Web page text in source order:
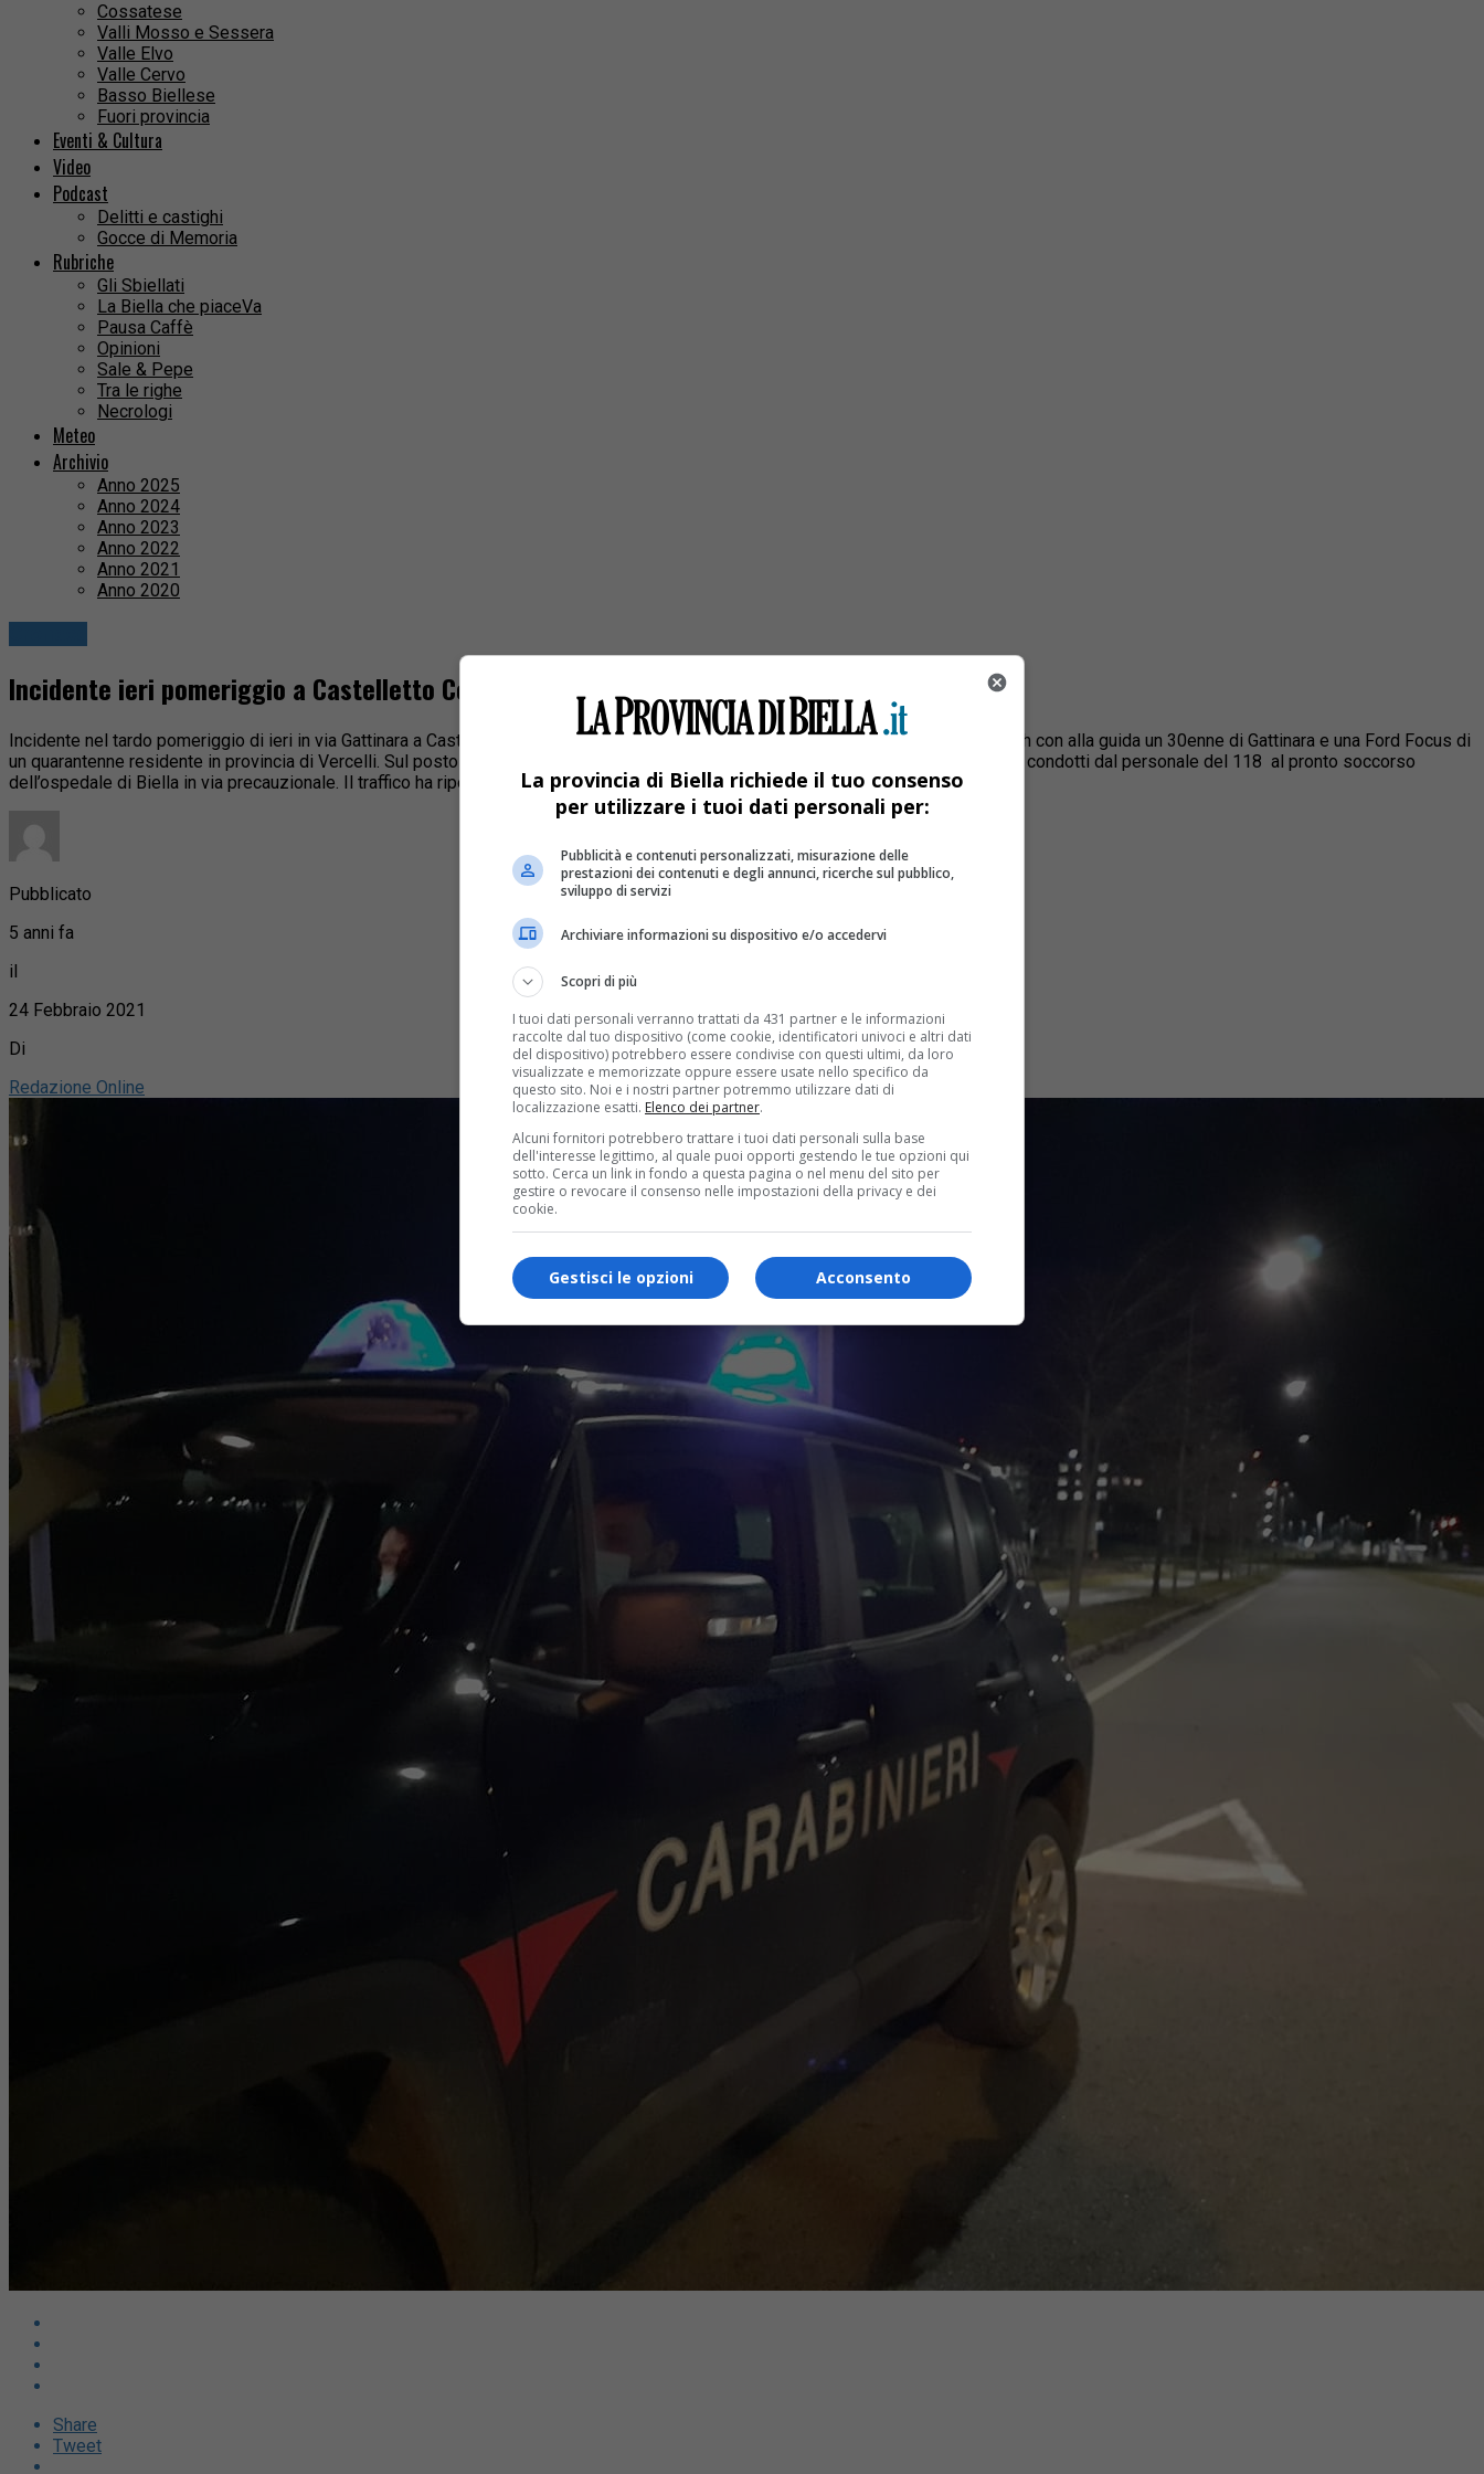
Cossatese
Valli Mosso e Sessera
Valle Elvo
Valle Cervo
Basso Biellese
Fuori provincia
Eventi & Cultura
Video
Podcast
Delitti e castighi
Gocce di Memoria
Rubriche
Gli Sbiellati
La Biella che piaceVa
Pausa Caffè
Opinioni
Sale & Pepe
Tra le righe
Necrologi
Meteo
Archivio
Anno 2025
Anno 2024
Anno 2023
Anno 2022
Anno 2021
Anno 2020
Incidente ieri pomeriggio a Castelletto Cervo, coinvolte due auto
Incidente nel tardo pomeriggio di ieri in via Gattinara a Castelletto Cervo. Lo scontro frontale ha coinvolto due auto, una Suzuki Splash con alla guida un 30enne di Gattinara e una Ford Focus di
un quarantenne residente in provincia di Vercelli. Sul posto sono intervenuti i carabinieri di Crevacuore. I due automobilisti sono stati condotti dal personale del 118 al pronto soccorso
dell’ospedale di Biella in via precauzionale. Il traffico ha riportato limiti disagi il tempo necessario per la rimozione dei due mezzi.
Pubblicato
5 anni fa
il
24 Febbraio 2021
Di
Redazione Online
Share
Tweet
La provincia di Biella richiede il tuo consenso
per utilizzare i tuoi dati personali per:
Pubblicità e contenuti personalizzati, misurazione delle
prestazioni dei contenuti e degli annunci, ricerche sul pubblico,
sviluppo di servizi
Archiviare informazioni su dispositivo e/o accedervi
Scopri di più
I tuoi dati personali verranno trattati da 431 partner e le informazioni
raccolte dal tuo dispositivo (come cookie, identificatori univoci e altri dati
del dispositivo) potrebbero essere condivise con questi ultimi, da loro
visualizzate e memorizzate oppure essere usate nello specifico da
questo sito. Noi e i nostri partner potremmo utilizzare dati di
localizzazione esatti. Elenco dei partner.
Alcuni fornitori potrebbero trattare i tuoi dati personali sulla base
dell'interesse legittimo, al quale puoi opporti gestendo le tue opzioni qui
sotto. Cerca un link in fondo a questa pagina o nel menu del sito per
gestire o revocare il consenso nelle impostazioni della privacy e dei
cookie.
Acconsento
Gestisci le opzioni